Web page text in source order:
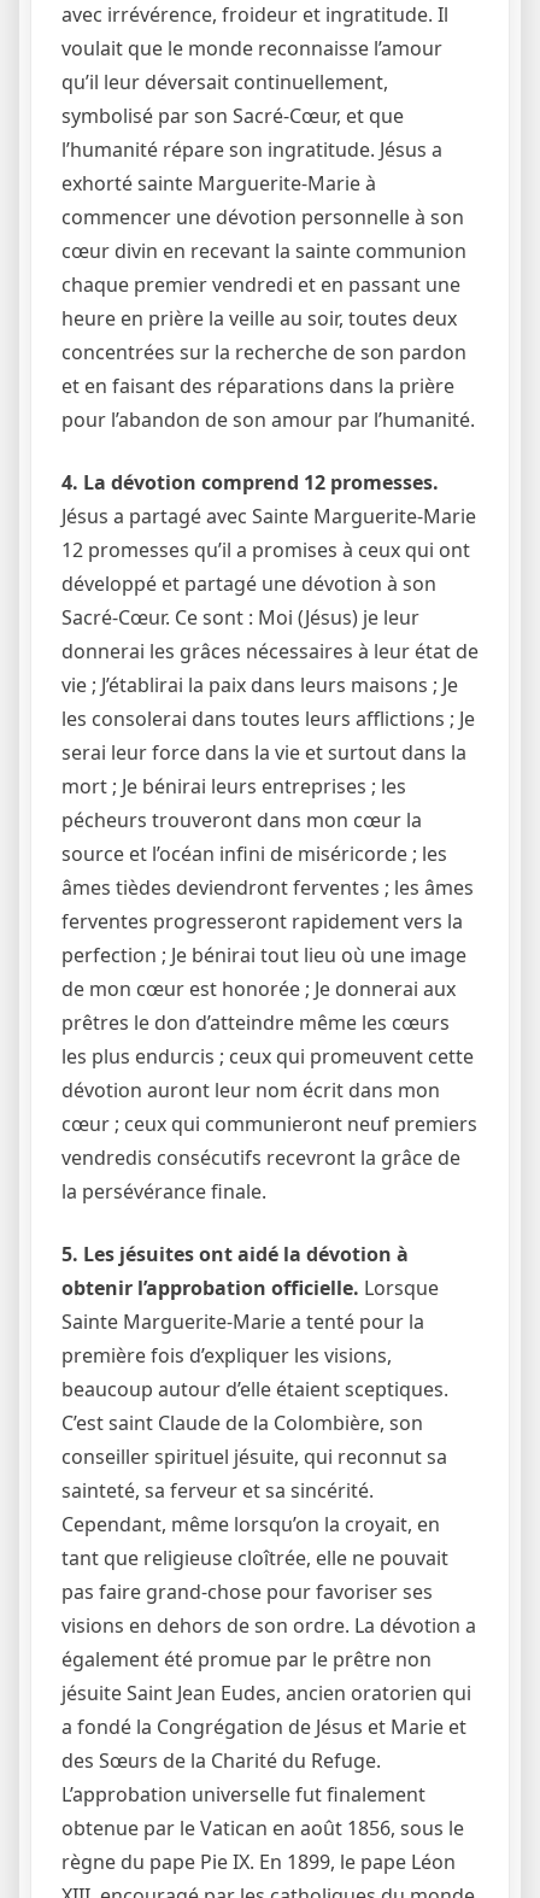
avec irrévérence, froideur et ingratitude. Il
voulait que le monde reconnaisse l’amour
qu’il leur déversait continuellement,
symbolisé par son Sacré-Cœur, et que
l’humanité répare son ingratitude. Jésus a
exhorté sainte Marguerite-Marie à
commencer une dévotion personnelle à son
cœur divin en recevant la sainte communion
chaque premier vendredi et en passant une
heure en prière la veille au soir, toutes deux
concentrées sur la recherche de son pardon
et en faisant des réparations dans la prière
pour l’abandon de son amour par l’humanité.
4. La dévotion comprend 12 promesses.
Jésus a partagé avec Sainte Marguerite-Marie
12 promesses qu’il a promises à ceux qui ont
développé et partagé une dévotion à son
Sacré-Cœur. Ce sont : Moi (Jésus) je leur
donnerai les grâces nécessaires à leur état de
vie ; J’établirai la paix dans leurs maisons ; Je
les consolerai dans toutes leurs afflictions ; Je
serai leur force dans la vie et surtout dans la
mort ; Je bénirai leurs entreprises ; les
pécheurs trouveront dans mon cœur la
source et l’océan infini de miséricorde ; les
âmes tièdes deviendront ferventes ; les âmes
ferventes progresseront rapidement vers la
perfection ; Je bénirai tout lieu où une image
de mon cœur est honorée ; Je donnerai aux
prêtres le don d’atteindre même les cœurs
les plus endurcis ; ceux qui promeuvent cette
dévotion auront leur nom écrit dans mon
cœur ; ceux qui communieront neuf premiers
vendredis consécutifs recevront la grâce de
la persévérance finale.
5. Les jésuites ont aidé la dévotion à
obtenir l’approbation officielle. Lorsque
Sainte Marguerite-Marie a tenté pour la
première fois d’expliquer les visions,
beaucoup autour d’elle étaient sceptiques.
C’est saint Claude de la Colombière, son
conseiller spirituel jésuite, qui reconnut sa
sainteté, sa ferveur et sa sincérité.
Cependant, même lorsqu’on la croyait, en
tant que religieuse cloîtrée, elle ne pouvait
pas faire grand-chose pour favoriser ses
visions en dehors de son ordre. La dévotion a
également été promue par le prêtre non
jésuite Saint Jean Eudes, ancien oratorien qui
a fondé la Congrégation de Jésus et Marie et
des Sœurs de la Charité du Refuge.
L’approbation universelle fut finalement
obtenue par le Vatican en août 1856, sous le
règne du pape Pie IX. En 1899, le pape Léon